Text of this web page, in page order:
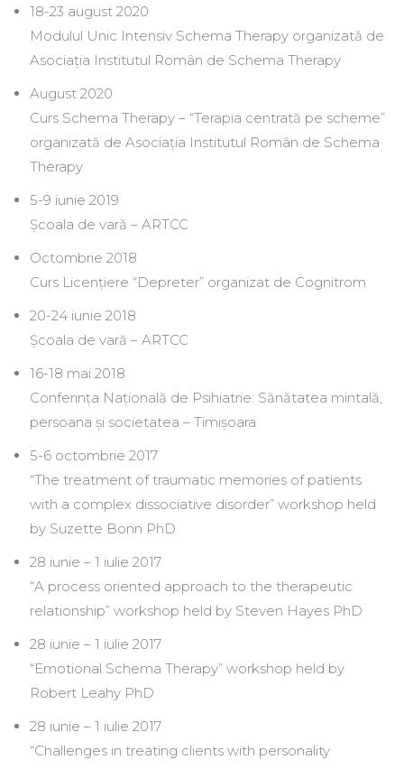
18-23 august 2020
Modulul Unic Intensiv Schema Therapy organizată de
Asociația Institutul Român de Schema Therapy
August 2020
Curs Schema Therapy – “Terapia centrată pe scheme”
organizată de Asociația Institutul Român de Schema
Therapy
5-9 iunie 2019
Școala de vară – ARTCC
Octombrie 2018
Curs Licențiere “Depreter” organizat de Cognitrom
20-24 iunie 2018
Școala de vară – ARTCC
16-18 mai 2018
Conferința Națională de Psihiatrie: Sănătatea mintală,
persoana și societatea – Timișoara
5-6 octombrie 2017
“The treatment of traumatic memories of patients
with a complex dissociative disorder” workshop held
by Suzette Bonn PhD
28 iunie – 1 iulie 2017
“A process oriented approach to the therapeutic
relationship” workshop held by Steven Hayes PhD
28 iunie – 1 iulie 2017
“Emotional Schema Therapy” workshop held by
Robert Leahy PhD
28 iunie – 1 iulie 2017
“Challenges in treating clients with personality